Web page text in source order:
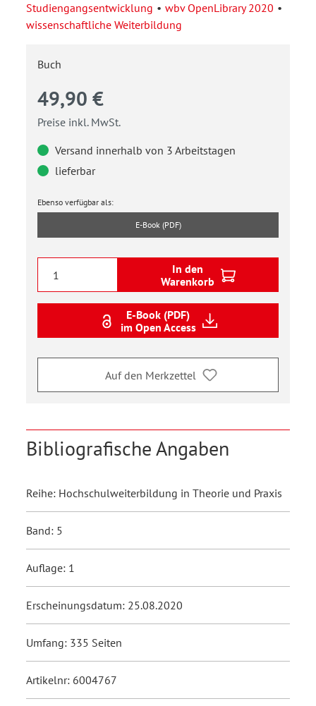
Studiengangsentwicklung
wbv OpenLibrary 2020
wissenschaftliche Weiterbildung
Buch
49,90 €
Preise inkl. MwSt.
Versand innerhalb von 3 Arbeitstagen
lieferbar
Ebenso verfügbar als:
E-Book (PDF)
In den
Warenkorb
E-Book (PDF)
im Open Access
Auf den Merkzettel
Bibliografische Angaben
Reihe: Hochschulweiterbildung in Theorie und Praxis
Band: 5
Auflage: 1
Erscheinungsdatum: 25.08.2020
Umfang: 335 Seiten
Artikelnr: 6004767